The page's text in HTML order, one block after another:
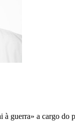
guerra» a cargo do